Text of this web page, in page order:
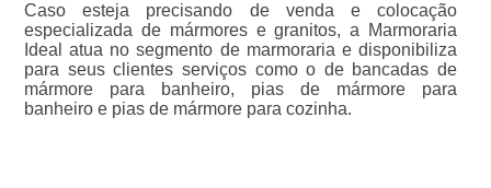
Caso esteja precisando de venda e colocação
especializada de mármores e granitos, a Marmoraria
Ideal atua no segmento de marmoraria e disponibiliza
para seus clientes serviços como o de bancadas de
mármore para banheiro, pias de mármore para
banheiro e pias de mármore para cozinha.